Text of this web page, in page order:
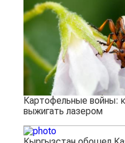
Картофельные войны:
выжигать лазером